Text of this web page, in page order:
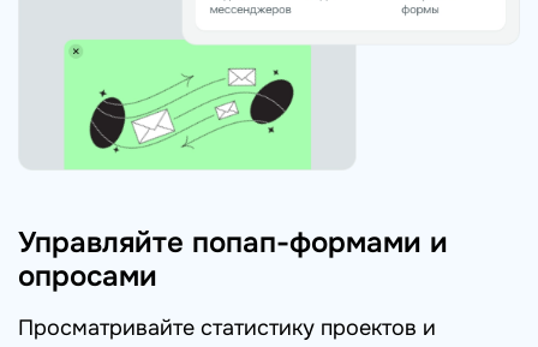
Управляйте попап-формами и
опросами
Просматривайте статистику проектов и